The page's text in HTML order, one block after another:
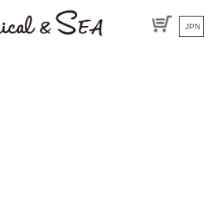
JPN